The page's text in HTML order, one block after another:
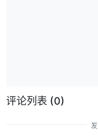
评论列表 (0)